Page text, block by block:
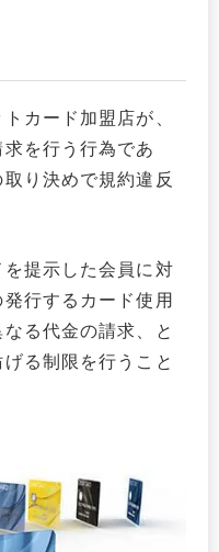
カード加盟店が、
を行う行為であ
り決めで規約違反
提示した会員に対
行するカード使用
る代金の請求、と
る制限を行うこと